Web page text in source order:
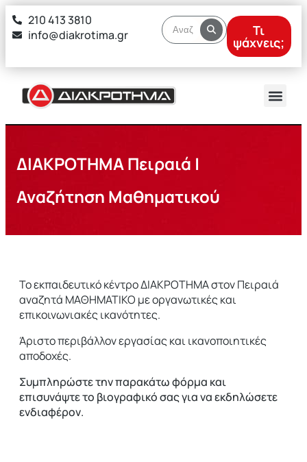
στο
περιεχόμενο
210 413 3810
info@diakrotima.gr
Τι
ψάχνεις;
ΔΙΑΚΡΟΤΗΜΑ Πειραιά |
Αναζήτηση Μαθηματικού
Το εκπαιδευτικό κέντρο ΔΙΑΚΡΟΤΗΜΑ στον Πειραιά
αναζητά ΜΑΘΗΜΑΤΙΚΟ με οργανωτικές και
επικοινωνιακές ικανότητες.
Άριστο περιβάλλον εργασίας και ικανοποιητικές
αποδοχές.
Συμπληρώστε την παρακάτω φόρμα και
επισυνάψτε το βιογραφικό σας για να εκδηλώσετε
ενδιαφέρον.